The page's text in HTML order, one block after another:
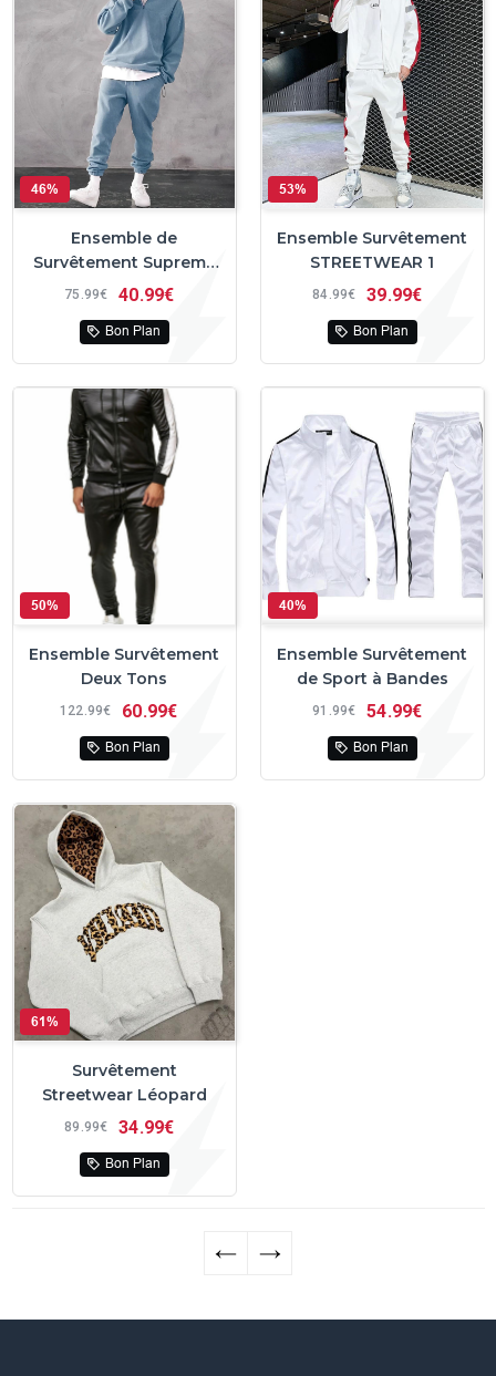
46%
Ensemble de
Survêtement Supreme
Sebastian™
75 99€ 40 99€
Bon Plan
53%
Ensemble Survêtement
STREETWEAR 1
84 99€ 39 99€
Bon Plan
50%
Ensemble Survêtement
Deux Tons
122 99€ 60 99€
Bon Plan
40%
Ensemble Survêtement
de Sport à Bandes
91 99€ 54 99€
Bon Plan
61%
Survêtement
Streetwear Léopard
89 99€ 34 99€
Bon Plan
← →